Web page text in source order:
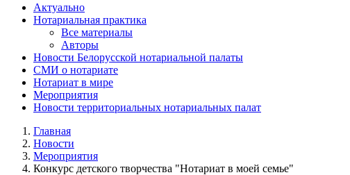
Актуально
Нотариальная практика
Все материалы
Авторы
Новости Белорусской нотариальной палаты
СМИ о нотариате
Нотариат в мире
Мероприятия
Новости территориальных нотариальных палат
Главная
Новости
Мероприятия
Конкурс детского творчества "Нотариат в моей семье"